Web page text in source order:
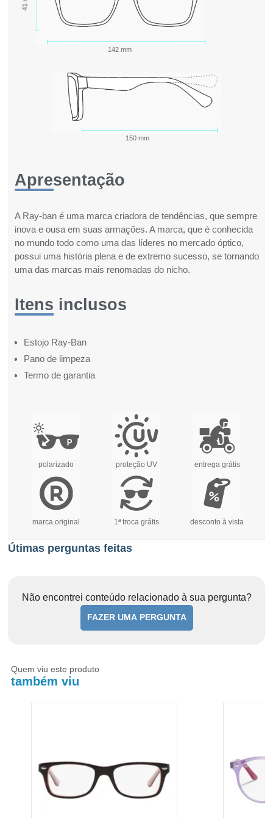
142 mm
150 mm
Apresentação
A Ray-ban é uma marca criadora de tendências, que sempre
inova e ousa em suas armações. A marca, que é conhecida
no mundo todo como uma das líderes no mercado óptico,
possui uma história plena e de extremo sucesso, se tornando
uma das marcas mais renomadas do nicho.
Itens inclusos
Estojo Ray-Ban
Pano de limpeza
Termo de garantia
polarizado proteção UV entrega grátis
marca original 1ª troca grátis desconto à vista
Útimas perguntas feitas
Não encontrei conteúdo relacionado à sua pergunta?
FAZER UMA PERGUNTA
Quem viu este produto
também viu